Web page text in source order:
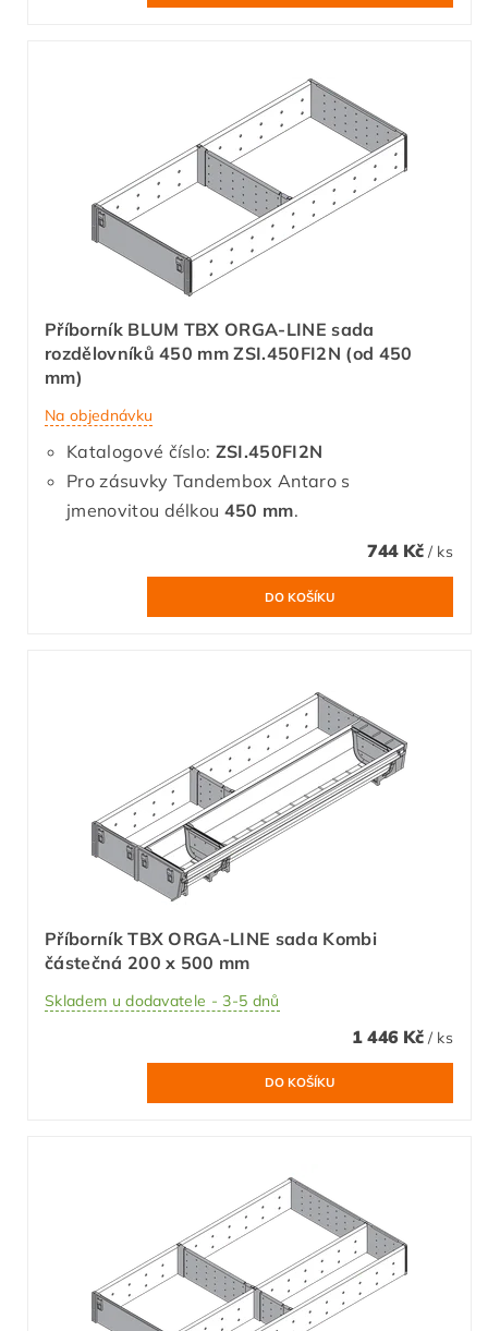
Příborník BLUM TBX ORGA-LINE sada
rozdělovníků 450 mm ZSI.450FI2N (od 450
mm)
Na objednávku
Katalogové číslo: ZSI.450FI2N
Pro zásuvky Tandembox Antaro s
jmenovitou délkou 450 mm.
744 Kč / ks
Příborník TBX ORGA-LINE sada Kombi
částečná 200 x 500 mm
Skladem u dodavatele - 3-5 dnů
1 446 Kč / ks